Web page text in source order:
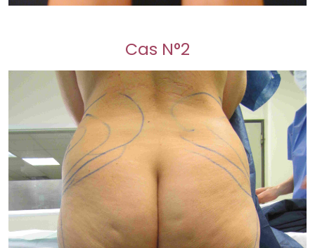
Cas N°2